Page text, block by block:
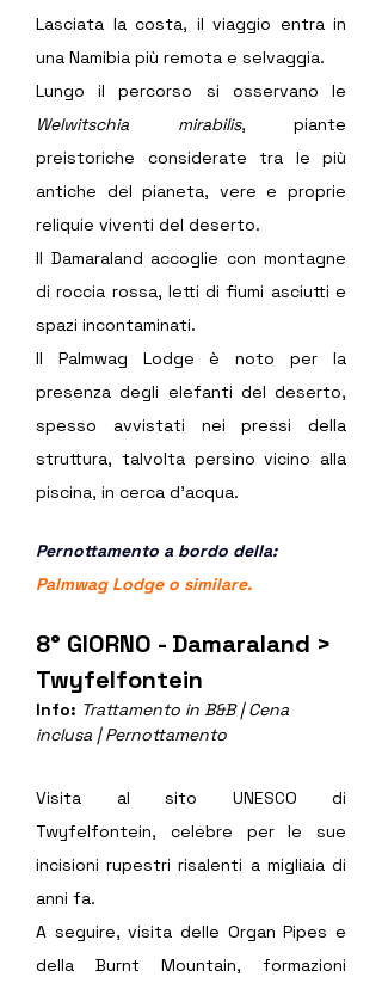
Lasciata la costa, il viaggio entra in
una Namibia più remota e selvaggia.
Welwitschia mirabilis, piante
preistoriche considerate tra le più
antiche del pianeta, vere e proprie
reliquie viventi del deserto.
Il Damaraland accoglie con montagne
di roccia rossa, letti di fiumi asciutti e
spazi incontaminati.
Il Palmwag Lodge è noto per la
presenza degli elefanti del deserto,
spesso avvistati nei pressi della
struttura, talvolta persino vicino alla
piscina, in cerca d’acqua.
Pernottamento a bordo della:
Palmwag Lodge o similare.
8° GIORNO - Damaraland >
Twyfelfontein
Info: Trattamento in B&B | Cena
inclusa | Pernottamento
Visita al sito UNESCO di
Twyfelfontein, celebre per le sue
incisioni rupestri risalenti a migliaia di
anni fa.
A seguire, visita delle Organ Pipes e
della Burnt Mountain, formazioni